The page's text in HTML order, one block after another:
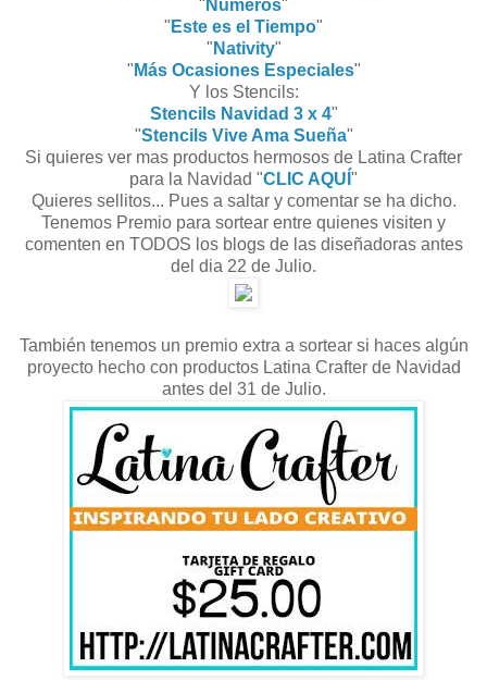
" Números"
" Este es el Tiempo"
" Nativity"
" Más Ocasiones Especiales"
Y los Stencils:
Stencils Navidad 3 x 4"
"Stencils Vive Ama Sueña"
Si quieres ver mas productos hermosos de Latina Crafter
para la Navidad "CLIC AQUÍ "
Quieres sellitos... Pues a saltar y comentar se ha dicho.
Tenemos Premio para sortear entre quienes visiten y
comenten en TODOS los blogs de las diseñadoras antes
del dia 22 de Julio.
También tenemos un premio extra a sortear si haces algún
proyecto hecho con productos Latina Crafter de Navidad
antes del 31 de Julio.